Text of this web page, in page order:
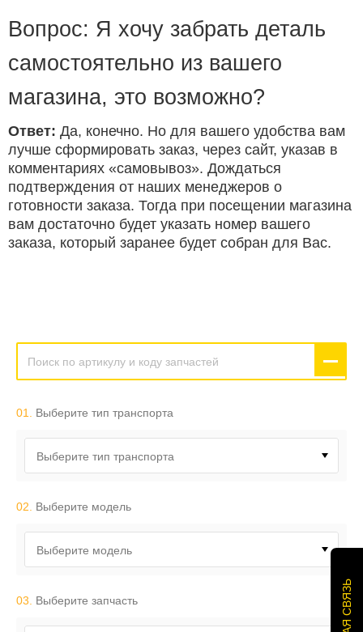
Вопрос: Я хочу забрать деталь
самостоятельно из вашего
магазина, это возможно?
Ответ: Да, конечно. Но для вашего удобства вам
лучше сформировать заказ, через сайт, указав в
комментариях «самовывоз». Дождаться
подтверждения от наших менеджеров о
готовности заказа. Тогда при посещении магазина
вам достаточно будет указать номер вашего
заказа, который заранее будет собран для Вас.
01. Выберите тип транспорта
Выберите тип транспорта
02. Выберите модель
Выберите модель
03. Выберите запчасть